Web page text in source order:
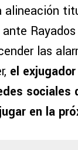
alineación
las
el
sociales
en la